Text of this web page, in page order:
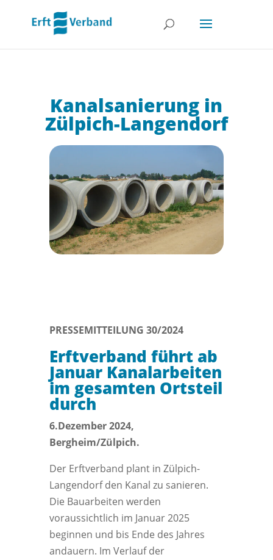
Kanalsanierung in
Zülpich-Langendorf
PRESSEMITTEILUNG 30/2024
Erftverband führt ab
Januar Kanalarbeiten
im gesamten Ortsteil
durch
6.Dezember 2024,
Bergheim/Zülpich.
Der Erftverband plant in Zülpich-
Langendorf den Kanal zu sanieren.
Die Bauarbeiten werden
voraussichtlich im Januar 2025
beginnen und bis Ende des Jahres
andauern. Im Verlauf der